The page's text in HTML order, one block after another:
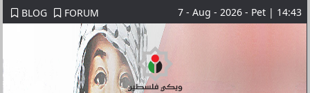
BLOG FORUM 7 - Aug - 2026 - Pet | 14:43